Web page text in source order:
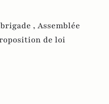
, Assemblée
de loi